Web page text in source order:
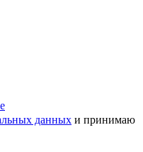
данных и принимаю